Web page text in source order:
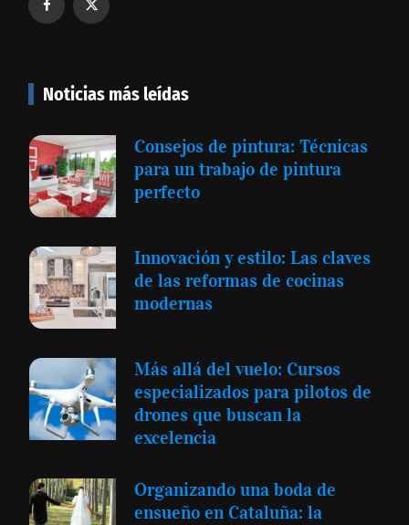
Noticias más leídas
Consejos de pintura: Técnicas
para un trabajo de pintura
perfecto
Innovación y estilo: Las claves
de las reformas de cocinas
modernas
Más allá del vuelo: Cursos
especializados para pilotos de
drones que buscan la
excelencia
Organizando una boda de
ensueño en Cataluña: la